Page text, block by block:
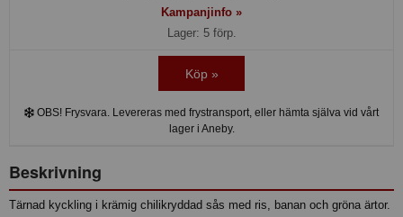
Kampanjinfo »
Lager: 5 förp.
Köp »
OBS! Frysvara. Levereras med frystransport, eller hämta själva vid vårt
lager i Aneby.
Beskrivning
Tärnad kyckling i krämig chilikryddad sås med ris, banan och gröna ärtor.